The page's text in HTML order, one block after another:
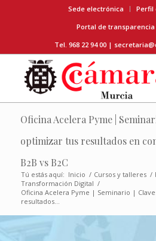
Sede electrónica
Perfil
Portal de transparencia
Tel. 968 22 94 00 |
Oficina Acelera Pyme |
optimizar tus resultados en
B2B vs B2C
Tú estás aquí: Inicio / Cursos y talleres /
Transformación Digital /
Oficina Acelera Pyme | Seminario |
resultados...